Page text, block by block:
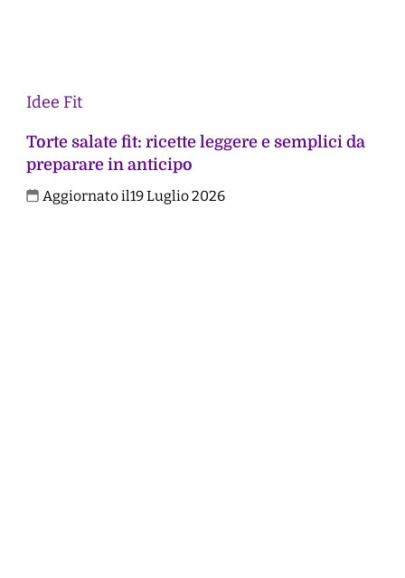
Idee Fit
Torte salate fit: ricette leggere e semplici da
preparare in anticipo
Aggiornato il19 Luglio 2026